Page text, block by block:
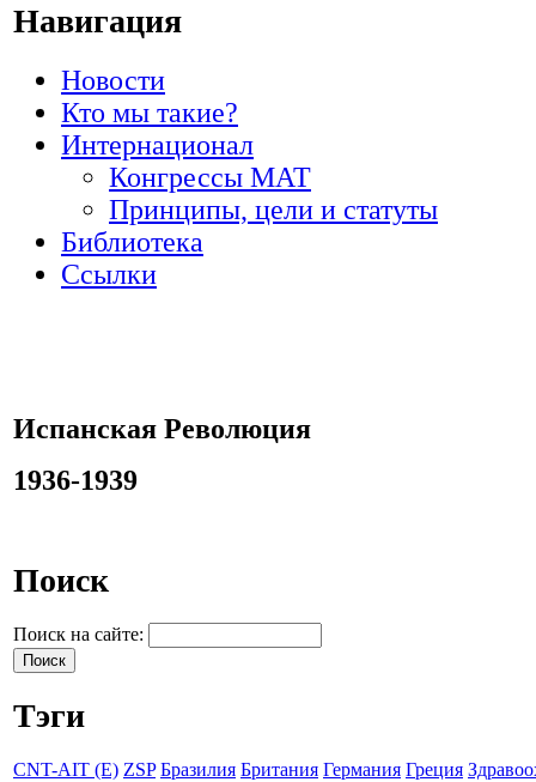
Навигация
Новости
Кто мы такие?
Интернационал
Конгрессы МАТ
Принципы, цели и статуты
Библиотека
Ссылки
Испанская Революция
1936-1939
Поиск
Поиск на сайте:
Тэги
CNT-AIT (E) ZSP Бразилия Британия Германия Греция